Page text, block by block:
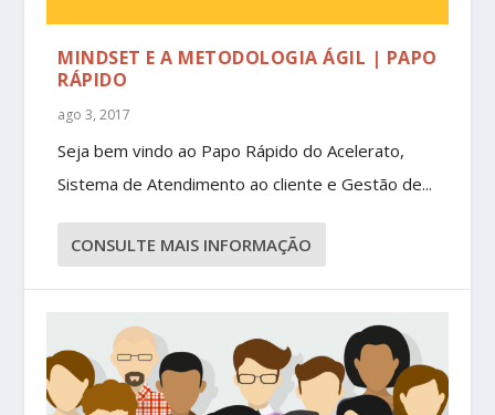
MINDSET E A METODOLOGIA ÁGIL | PAPO
RÁPIDO
ago 3, 2017
Seja bem vindo ao Papo Rápido do Acelerato,
Sistema de Atendimento ao cliente e Gestão de...
CONSULTE MAIS INFORMAÇÃO